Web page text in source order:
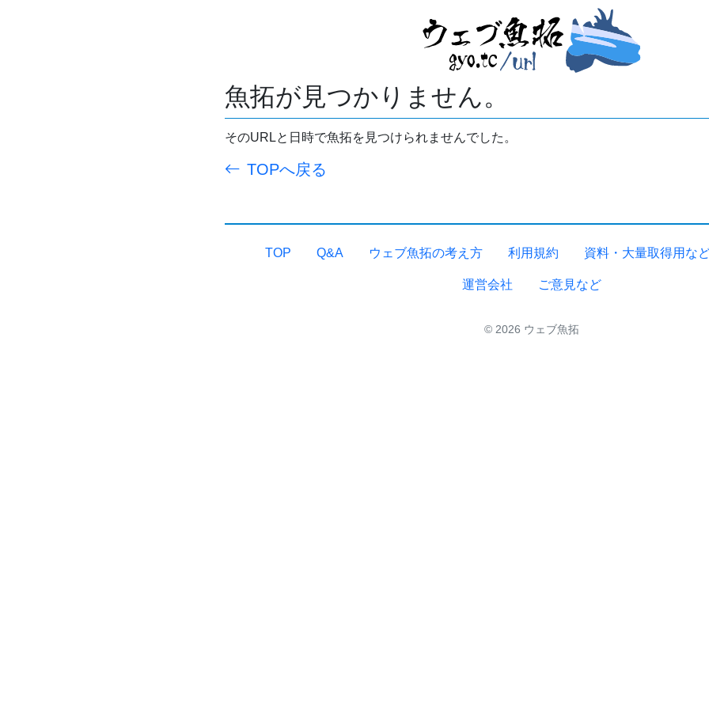
魚拓が見つかりません。
そのURLと日時で魚拓を見つけられませんでした。
TOPへ戻る
TOP Q&A ウェブ魚拓の考え方 利用規約 資料・大量取得用な
運営会社 ご意見など
© 2026 ウェブ魚拓